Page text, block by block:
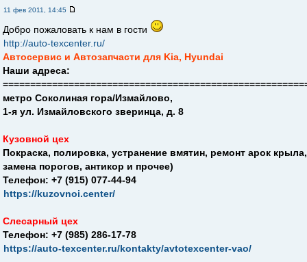
11 фев 2011, 14:45
Добро пожаловать к нам в гости
http://auto-texcenter.ru/
Автосервис и Автозапчасти для Kia, Hyundai
Наши адреса:
метро Соколиная гора/Измайлово,
1-я ул. Измайловского зверинца, д. 8
Кузовной цех
Покраска, полировка, устранение вмятин, ремонт арок крыла,
замена порогов, антикор и прочее)
Телефон: +7 (915) 077-44-94
https://kuzovnoi.center/
Слесарный цех
Телефон: +7 (985) 286-17-78
https://auto-texcenter.ru/kontakty/avtotexcenter-vao/